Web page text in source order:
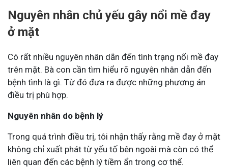
Nguyên nhân chủ yếu gây nổi mề đay
ở mặt
Có rất nhiều nguyên nhân dẫn đến tình trạng nổi mề đay
trên mặt. Bà con cần tìm hiểu rõ nguyên nhân dẫn đến
bệnh tình là gì. Từ đó đưa ra được những phương án
điều trị phù hợp.
Nguyên nhân do bệnh lý
Trong quá trình điều trị, tôi nhận thấy rằng mề đay ở mặt
không chỉ xuất phát từ yếu tố bên ngoài mà còn có thể
liên quan đến các bệnh lý tiềm ẩn trong cơ thể.